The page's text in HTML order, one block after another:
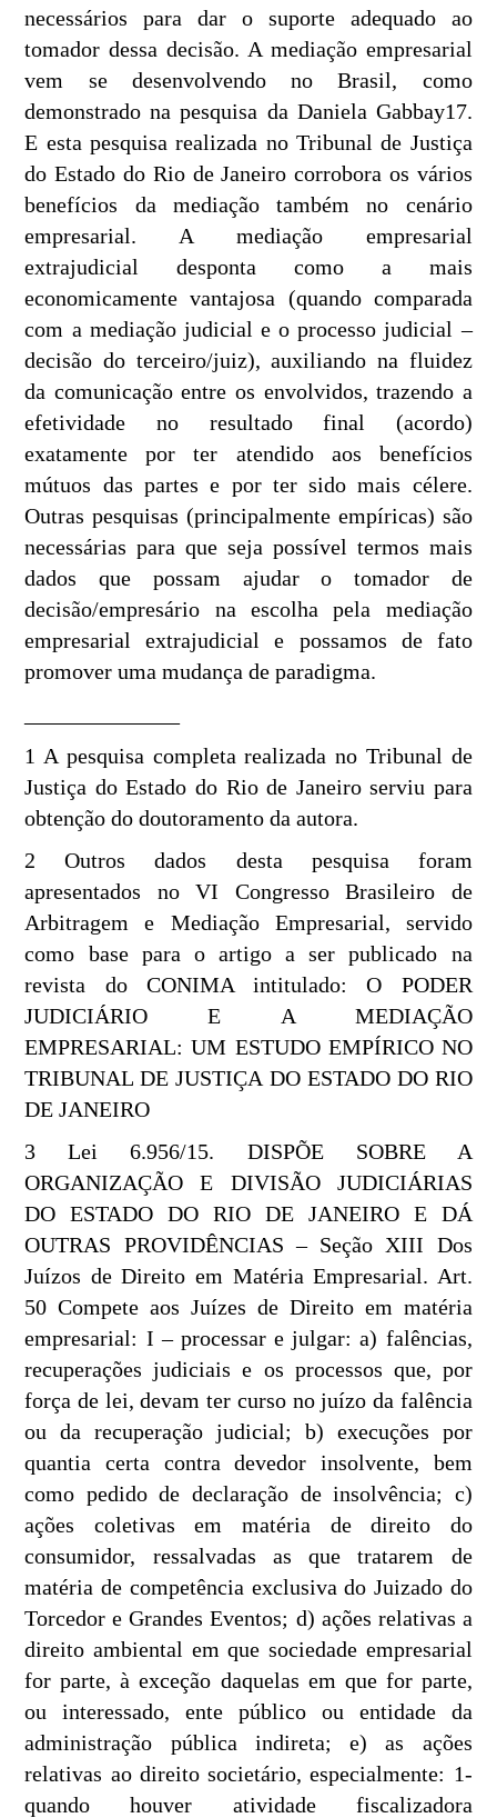
necessários para dar o suporte adequado ao
tomador dessa decisão. A mediação empresarial
vem se desenvolvendo no Brasil, como
demonstrado na pesquisa da Daniela Gabbay17.
E esta pesquisa realizada no Tribunal de Justiça
do Estado do Rio de Janeiro corrobora os vários
benefícios da mediação também no cenário
empresarial. A mediação empresarial
extrajudicial desponta como a mais
economicamente vantajosa (quando comparada
com a mediação judicial e o processo judicial –
decisão do terceiro/juiz), auxiliando na fluidez
da comunicação entre os envolvidos, trazendo a
efetividade no resultado final (acordo)
exatamente por ter atendido aos benefícios
mútuos das partes e por ter sido mais célere.
Outras pesquisas (principalmente empíricas) são
necessárias para que seja possível termos mais
dados que possam ajudar o tomador de
decisão/empresário na escolha pela mediação
empresarial extrajudicial e possamos de fato
promover uma mudança de paradigma.
1 A pesquisa completa realizada no Tribunal de
Justiça do Estado do Rio de Janeiro serviu para
obtenção do doutoramento da autora.
2 Outros dados desta pesquisa foram
apresentados no VI Congresso Brasileiro de
Arbitragem e Mediação Empresarial, servido
como base para o artigo a ser publicado na
revista do CONIMA intitulado: O PODER
JUDICIÁRIO E A MEDIAÇÃO
EMPRESARIAL: UM ESTUDO EMPÍRICO NO
TRIBUNAL DE JUSTIÇA DO ESTADO DO RIO
DE JANEIRO
3 Lei 6.956/15. DISPÕE SOBRE A
ORGANIZAÇÃO E DIVISÃO JUDICIÁRIAS
DO ESTADO DO RIO DE JANEIRO E DÁ
OUTRAS PROVIDÊNCIAS – Seção XIII Dos
Juízos de Direito em Matéria Empresarial. Art.
50 Compete aos Juízes de Direito em matéria
empresarial: I – processar e julgar: a) falências,
recuperações judiciais e os processos que, por
força de lei, devam ter curso no juízo da falência
ou da recuperação judicial; b) execuções por
quantia certa contra devedor insolvente, bem
como pedido de declaração de insolvência; c)
ações coletivas em matéria de direito do
consumidor, ressalvadas as que tratarem de
matéria de competência exclusiva do Juizado do
Torcedor e Grandes Eventos; d) ações relativas a
direito ambiental em que sociedade empresarial
for parte, à exceção daquelas em que for parte,
ou interessado, ente público ou entidade da
administração pública indireta; e) as ações
relativas ao direito societário, especialmente: 1-
quando houver atividade fiscalizadora